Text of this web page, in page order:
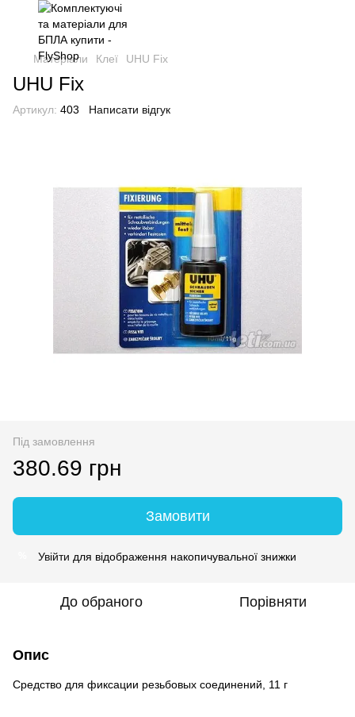
Матеріали Клеї UHU Fix
UHU Fix
Артикул: 403 Написати відгук
Під замовлення
380.69 грн
Замовити
Увійти для відображення накопичувальної знижки
До обраного Порівняти
Опис
Средство для фиксации резьбовых соединений, 11 г